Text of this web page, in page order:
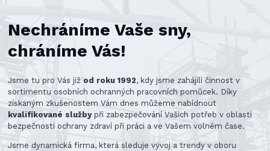
Nechráníme Vaše sny,
chráníme Vás!
Jsme tu pro Vás již od roku 1992, kdy jsme zahájili činnost v
sortimentu osobních ochranných pracovních pomůcek. Díky
získaným zkušenostem Vám dnes můžeme nabídnout
kvalifikované službypři zabezpečování Vašich potřeb v oblasti
bezpečnosti ochrany zdraví při práci a ve Vašem volném čase.
Jsme dynamická firma, která sleduje vývoj a trendy v oboru